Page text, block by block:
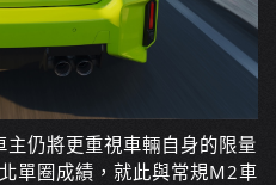
仍將更重視車輛自身的限量
單圈成績，就此與常規M2車